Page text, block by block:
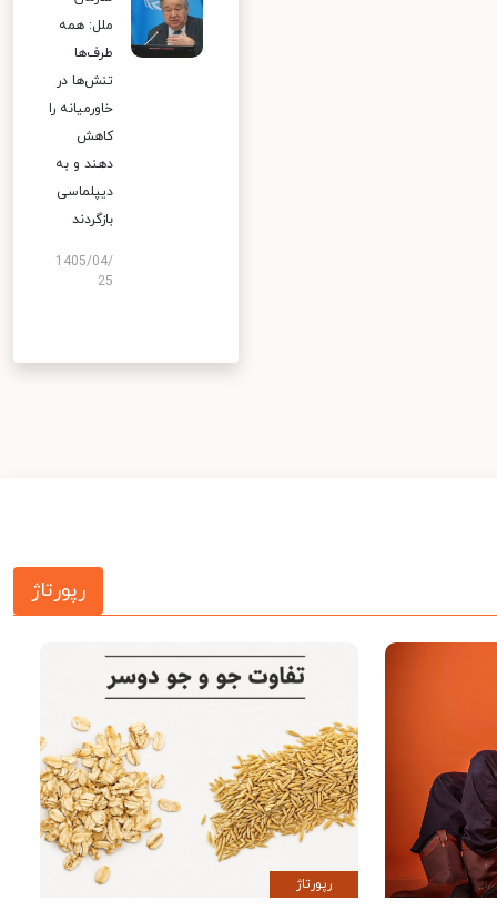
ملل: همه
طرف‌ها
تنش‌ها در
خاورمیانه را
کاهش
دهند و به
دیپلماسی
بازگردند
1405/04/
25
رپورتاژ
رپورتاژ